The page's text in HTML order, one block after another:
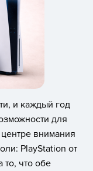
и каждый год
для
внимания
PlayStation от
то, что обе